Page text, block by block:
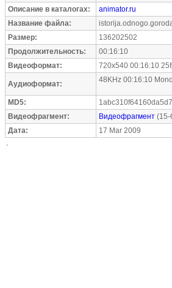
Описание в каталогах:
animator.ru
Название файла:
Размер:
136202502
Продолжительность:
00:16:10
Видеоформат:
720x540 00:16:10
Аудиоформат: 48KHz 00:16:10
MD5:
Видеофрагмент:
Видеофрагмент (15-
Дата:
17 Mar 2009